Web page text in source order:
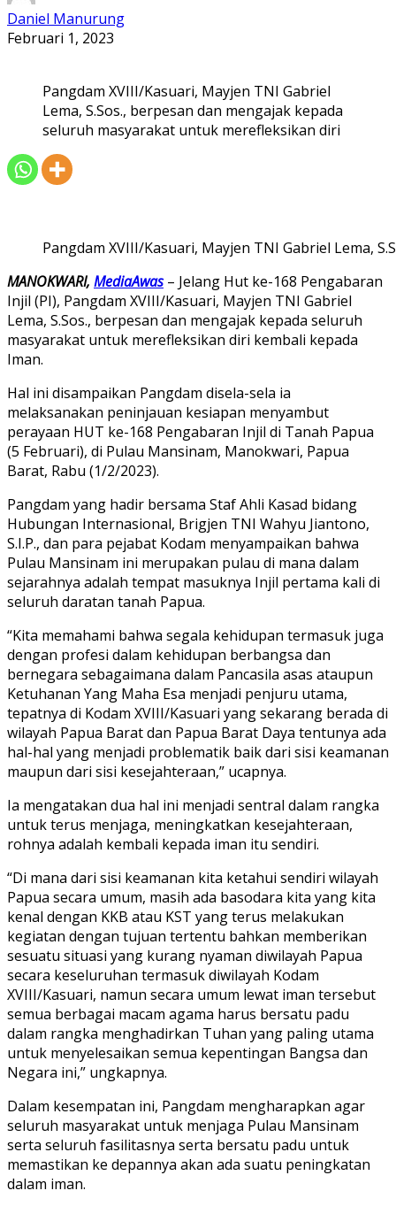
Daniel Manurung
Februari 1, 2023
Pangdam XVIII/Kasuari, Mayjen TNI Gabriel
Lema, S.Sos., berpesan dan mengajak kepada
seluruh masyarakat untuk merefleksikan diri
Pangdam XVIII/Kasuari, Mayjen TNI Gabriel Lema,
MANOKWARI, MediaAwas– Jelang Hut ke-168 Pengabaran
Injil (PI), Pangdam XVIII/Kasuari, Mayjen TNI Gabriel
Lema, S.Sos., berpesan dan mengajak kepada seluruh
masyarakat untuk merefleksikan diri kembali kepada
Iman.
Hal ini disampaikan Pangdam disela-sela ia
melaksanakan peninjauan kesiapan menyambut
perayaan HUT ke-168 Pengabaran Injil di Tanah Papua
(5 Februari), di Pulau Mansinam, Manokwari, Papua
Barat, Rabu (1/2/2023).
Pangdam yang hadir bersama Staf Ahli Kasad bidang
Hubungan Internasional, Brigjen TNI Wahyu Jiantono,
S.I.P., dan para pejabat Kodam menyampaikan bahwa
Pulau Mansinam ini merupakan pulau di mana dalam
sejarahnya adalah tempat masuknya Injil pertama kali di
seluruh daratan tanah Papua.
“Kita memahami bahwa segala kehidupan termasuk juga
dengan profesi dalam kehidupan berbangsa dan
bernegara sebagaimana dalam Pancasila asas ataupun
Ketuhanan Yang Maha Esa menjadi penjuru utama,
tepatnya di Kodam XVIII/Kasuari yang sekarang berada di
wilayah Papua Barat dan Papua Barat Daya tentunya ada
hal-hal yang menjadi problematik baik dari sisi keamanan
maupun dari sisi kesejahteraan,” ucapnya.
Ia mengatakan dua hal ini menjadi sentral dalam rangka
untuk terus menjaga, meningkatkan kesejahteraan,
rohnya adalah kembali kepada iman itu sendiri.
“Di mana dari sisi keamanan kita ketahui sendiri wilayah
Papua secara umum, masih ada basodara kita yang kita
kenal dengan KKB atau KST yang terus melakukan
kegiatan dengan tujuan tertentu bahkan memberikan
sesuatu situasi yang kurang nyaman diwilayah Papua
secara keseluruhan termasuk diwilayah Kodam
XVIII/Kasuari, namun secara umum lewat iman tersebut
semua berbagai macam agama harus bersatu padu
dalam rangka menghadirkan Tuhan yang paling utama
untuk menyelesaikan semua kepentingan Bangsa dan
Negara ini,” ungkapnya.
Dalam kesempatan ini, Pangdam mengharapkan agar
seluruh masyarakat untuk menjaga Pulau Mansinam
serta seluruh fasilitasnya serta bersatu padu untuk
memastikan ke depannya akan ada suatu peningkatan
dalam iman.